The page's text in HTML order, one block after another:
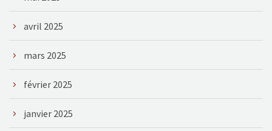
avril 2025
mars 2025
février 2025
janvier 2025